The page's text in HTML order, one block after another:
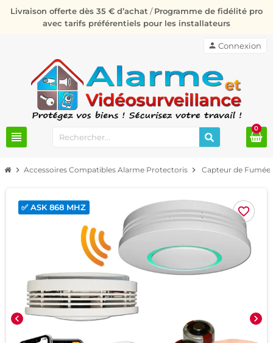
Livraison offerte dès 35 € d’achat /Programme de fidélité pro
avec tarifs préférentiels pour les installateurs
view_headline
person Connexion
0
chevron_right Accessoires Compatibles Alarme Protectoris chevron_right Capteur de Fumée
favorite_border
chevron_left chevron_right
✅ ASK 868 MHZ